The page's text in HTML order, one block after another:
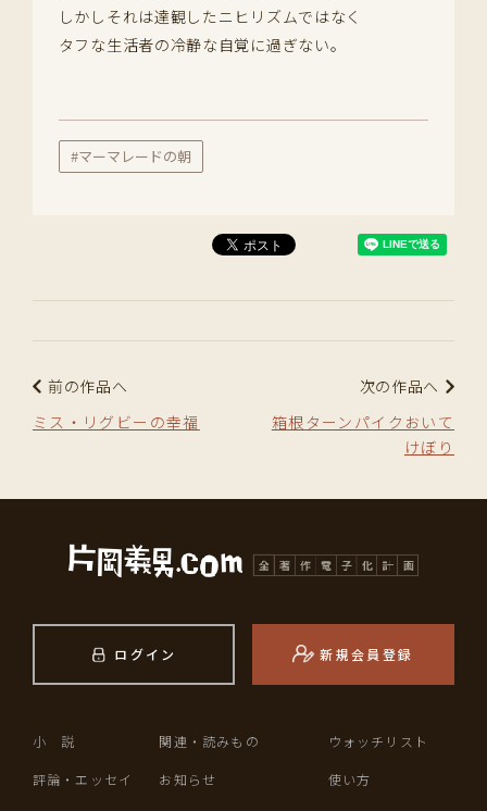
しかしそれは達観したニヒリズムではなく
タフな生活者の冷静な自覚に過ぎない。
#マーマレードの朝
前の作品へ
ミス・リグビーの幸福
次の作品へ
箱根ターンパイクおいて
けぼり
ログイン 新規会員登録
小 説
評論・エッセイ
関連・読みもの
お知らせ
ウォッチリスト
使い方